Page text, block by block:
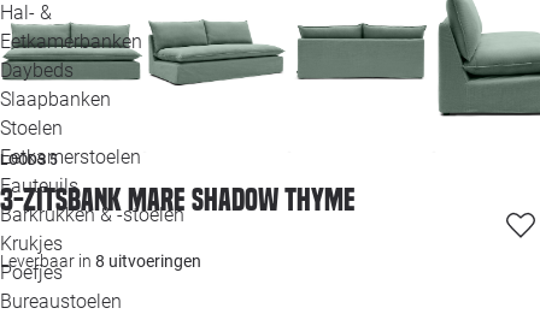
Hal- &
Eetkamerbanken
Daybeds
Slaapbanken
Stoelen
Eetkamerstoelen
Fauteuils
Barkrukken & -stoelen
Krukjes
Poefjes
Bureaustoelen
LOODS 5
3-zitsbank Mare shadow thyme
Leverbaar in 8 uitvoeringen